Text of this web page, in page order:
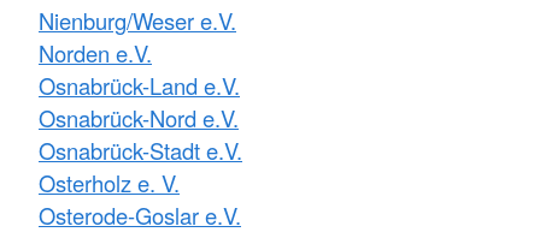
Nienburg/Weser e.V.
Norden e.V.
Osnabrück-Land e.V.
Osnabrück-Nord e.V.
Osnabrück-Stadt e.V.
Osterholz e. V.
Osterode-Goslar e.V.